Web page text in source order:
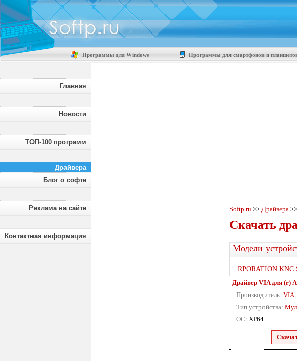
Программы для Windows Программы для смартфонов и
Главная
Новости
ТОП-100 программ
Драйвера
Блог о софте
Реклама на сайте
Контактная информация
Softp.ru >> Драйвера >>
Скачать
Модели
RPORATION KNC
Драйвер VIA для (r)
Производитель: VIA
Тип устройства:
ОС: XP64